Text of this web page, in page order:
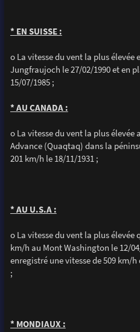
* EN SUISSE :
o La vitesse du vent la plus élevée
Jungfraujoch le 27/02/1990 et en
15/07/1985 ;
* AU CANADA :
o La vitesse du vent la plus élevée
Advance (Quaqtaq) dans la
201 km/h le 18/11/1931 ;
* AU U.S.A :
o La vitesse du vent la plus élevée
km/h au Mont Washington le 12/
enregistré une vitesse de 509 km/
;
* MONDIAUX :